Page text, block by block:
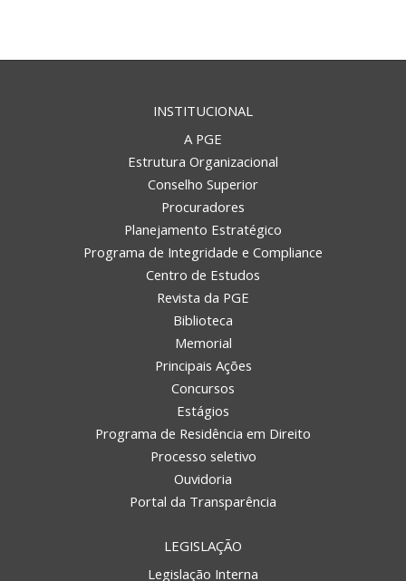
INSTITUCIONAL
A PGE
Estrutura Organizacional
Conselho Superior
Procuradores
Planejamento Estratégico
Programa de Integridade e Compliance
Centro de Estudos
Revista da PGE
Biblioteca
Memorial
Principais Ações
Concursos
Estágios
Programa de Residência em Direito
Processo seletivo
Ouvidoria
Portal da Transparência
LEGISLAÇÃO
Legislação Interna